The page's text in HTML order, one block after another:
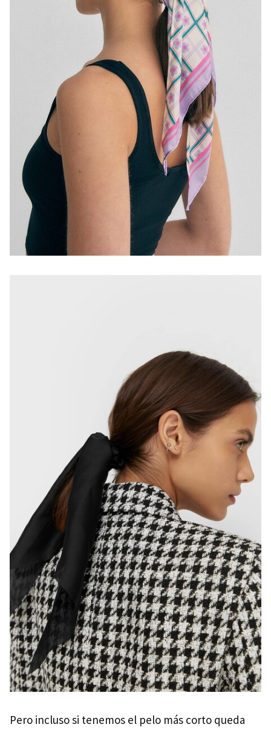
Pero incluso si tenemos el pelo más corto queda